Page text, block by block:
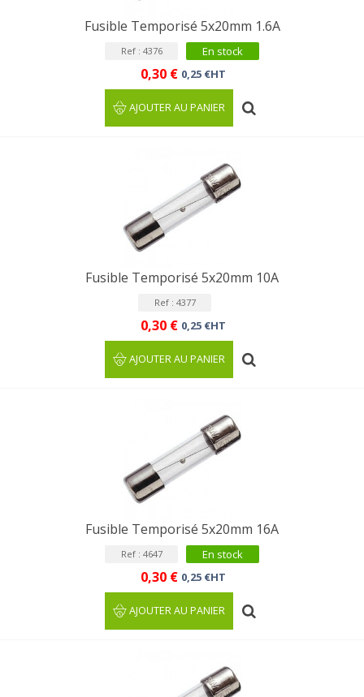
Fusible Temporisé 5x20mm 1.6A
Ref : 4376 En stock
0,30 € 0,25 €HT
AJOUTER AU PANIER
Fusible Temporisé 5x20mm 10A
Ref : 4377
0,30 € 0,25 €HT
AJOUTER AU PANIER
Fusible Temporisé 5x20mm 16A
Ref : 4647 En stock
0,30 € 0,25 €HT
AJOUTER AU PANIER